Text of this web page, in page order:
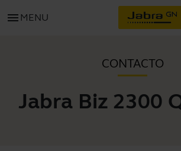
menu MENU
CONTACTO
Jabra Biz 2300